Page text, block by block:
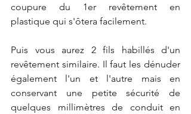
coupure du 1er revêtement en
plastique qui s'ôtera facilement.
Puis vous aurez 2 fils habillés d'un
revêtement similaire. Il faut les dénuder
également l'un et l'autre mais en
conservant une petite sécurité de
quelques millimètres de conduit en